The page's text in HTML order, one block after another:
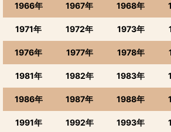
1966年 1967年 1968年
1971年 1972年 1973年
1976年 1977年 1978年
1981年 1982年 1983年
1986年 1987年 1988年
1991年 1992年 1993年